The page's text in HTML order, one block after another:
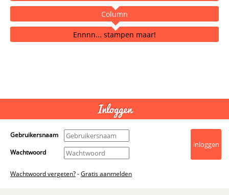
Column
Ennnn... stampen maar!
- Advertentie - powered by
Inloggen
Gebruikersnaam
Wachtwoord
Wachtwoord vergeten?-Gratis aanmelden